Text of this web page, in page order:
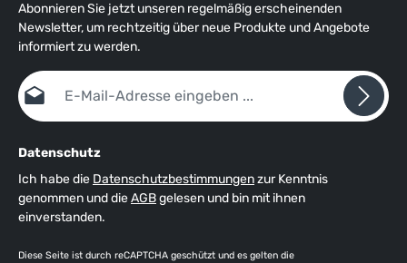
Abonnieren Sie jetzt unseren regelmäßig erscheinenden
Newsletter, um rechtzeitig über neue Produkte und Angebote
informiert zu werden.
E-Mail-Adresse*
Datenschutz
Ich habe die Datenschutzbestimmungenzur Kenntnis
genommen und dieAGBgelesen und bin mit ihnen
einverstanden.
Diese Seite ist durch reCAPTCHA geschützt und es gelten die